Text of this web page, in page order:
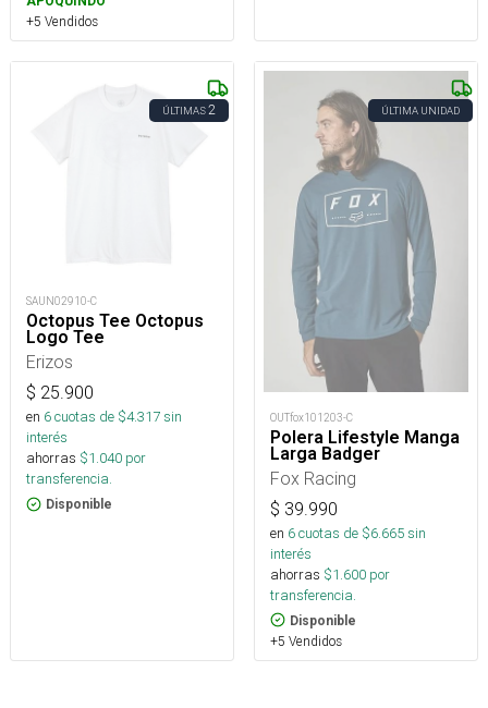
+5 Vendidos
ÚLTIMAS2
SAUN02910-C
Octopus Tee Octopus
Logo Tee
Erizos
$ 25.900
en 6cuotas de $4.317sin
interés
ahorras $1.040 por
transferencia.
Disponible
ÚLTIMA UNIDAD
OUTfox101203-C
Polera Lifestyle Manga
Larga Badger
Fox Racing
$ 39.990
en 6cuotas de $6.665sin
interés
ahorras $1.600 por
transferencia.
Disponible
+5 Vendidos